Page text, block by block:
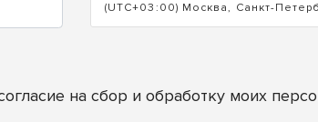
(UTC+03:00) Москва, Санкт-
на сбор и обработку моих